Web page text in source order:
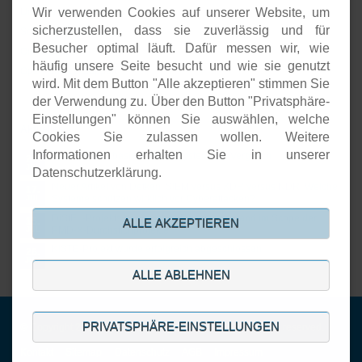
Unternehmenspräsenzen
Software-Entwicklung
Onlineshops
Open-Source-Support
Aktuelles
24.
JUL
Open Source basierte SIEM-Systeme im Vergleich
DiStEL-Projekts bei Bosch in Renningen stand im Scope der
PMD-X-Durchstichprojekte
JUN
© Copyright 2001-2026. DECOIT GmbH & Co. KG. All rights reserved.
Wir verwenden Cookies auf unserer Website, um
sicherzustellen, dass sie zuverlässig und für
Besucher optimal läuft. Dafür messen wir, wie
häufig unsere Seite besucht und wie sie genutzt
wird. Mit dem Button "Alle akzeptieren" stimmen Sie
der Verwendung zu. Über den Button "Privatsphäre-
Einstellungen" können Sie auswählen, welche
Cookies Sie zulassen wollen. Weitere
Informationen erhalten Sie in unserer
Datenschutzerklärung.
ALLE AKZEPTIEREN
ALLE ABLEHNEN
PRIVATSPHÄRE-EINSTELLUNGEN